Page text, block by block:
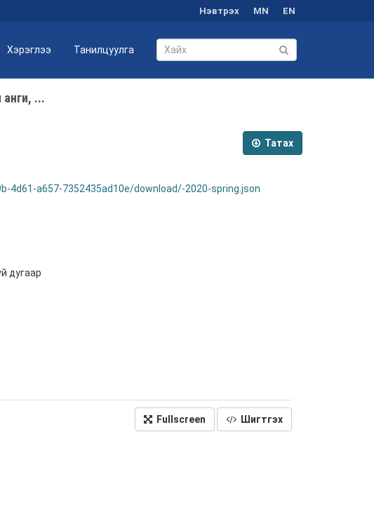
Нэвтрэх MN EN
Хэрэглээ Танилцуулга
анги, ...
Татах
a657-7352435ad10e/download/-2020-spring.json
дугаар
Fullscreen Шигтгэх